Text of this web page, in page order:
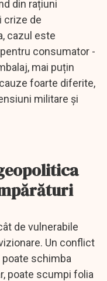
din rațiuni
crize de
cazul este
consumator -
mai puțin
foarte diferite,
militare și
de vulnerabile
Un conflict
schimba
poate scumpi folia